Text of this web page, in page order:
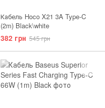
Кабель Hoco X21 3A Type-C
(2m) Black\white
382 грн 545 грн